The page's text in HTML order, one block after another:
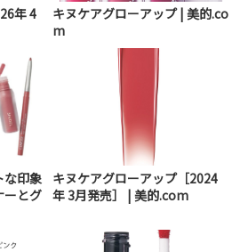
年 4
キヌケアグローアップ | 美的.co
m
な印象
ーとグ
キヌケアグローアップ［2024
年 3月発売］ | 美的.com